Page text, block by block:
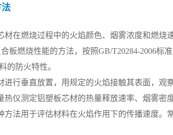
材在燃烧过程中的火焰颜色、烟雾浓度和燃烧
板燃烧性能的方法，按照GB/T20284-2006标
的防火特性。
进行垂直放置，用规定的火焰接触其表面，观
热仪测定铝塑板芯材的热量释放速率、烟雾密
方法用于评估材料在火焰作用下的传播速度。